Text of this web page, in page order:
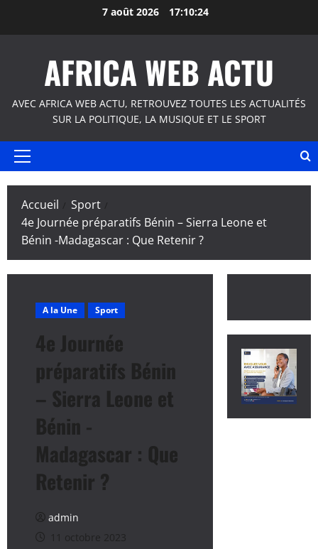
7 août 2026 17:10:24
AFRICA WEB ACTU
AVEC AFRICA WEB ACTU, RETROUVEZ TOUTES LES ACTUALITÉS
SUR LA POLITIQUE, LA MUSIQUE ET LE SPORT
Menu
Accueil
Sport
4e Journée préparatifs Bénin – Sierra Leone et
Bénin -Madagascar : Que Retenir ?
A la Une Sport
4e Journée
préparatifs Bénin
– Sierra Leone et
Bénin -
Madagascar : Que
Retenir ?
admin
11 octobre 2023